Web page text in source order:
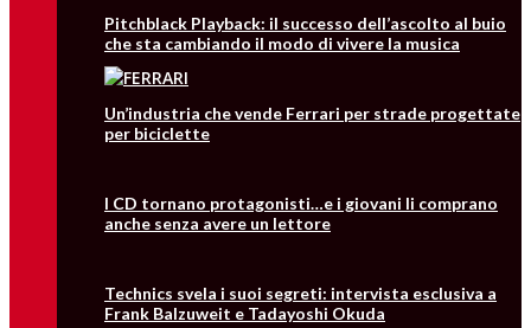
Pitchblack Playback: il successo dell’ascolto al buio
che sta cambiando il modo di vivere la musica
Un’industria che vende Ferrari per strade progettate
per biciclette
I CD tornano protagonisti…e i giovani li comprano
anche senza avere un lettore
Technics svela i suoi segreti: intervista esclusiva a
Frank Balzuweit e Tadayoshi Okuda